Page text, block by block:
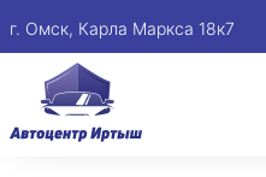
г. Омск, Карла Маркса 18к7